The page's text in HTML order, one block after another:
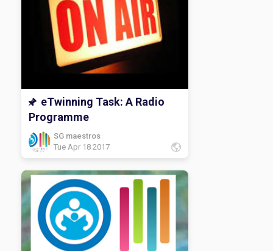
eTwinning Task: A Radio
Programme
SG maestros
Tue Apr 18 2017